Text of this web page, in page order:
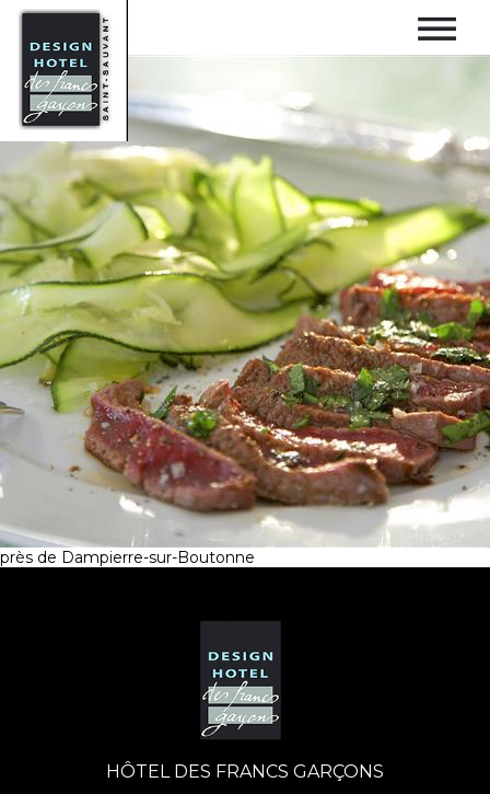
près de Dampierre-sur-Boutonne
HÔTEL DES FRANCS GARÇONS